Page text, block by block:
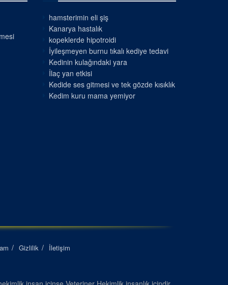
hamsterimin eli şiş
Kanarya hastalık
kopeklerde hipotroidi
İyileşmeyen burnu tıkalı kediye tedavi
Kedinin kulağındaki yara
İlaç yan etkisi
Kedide ses gitmesi ve tek gözde kısıklık
Kedim kuru mama yemiyor
Gizlilik İletişim